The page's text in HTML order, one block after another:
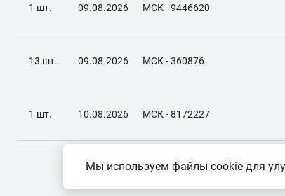
1 шт. 09.08.2026 МСК - 9446620
13 шт. 09.08.2026 МСК - 360876
1 шт. 10.08.2026 МСК - 8172227
Мы используем файлы cookie для